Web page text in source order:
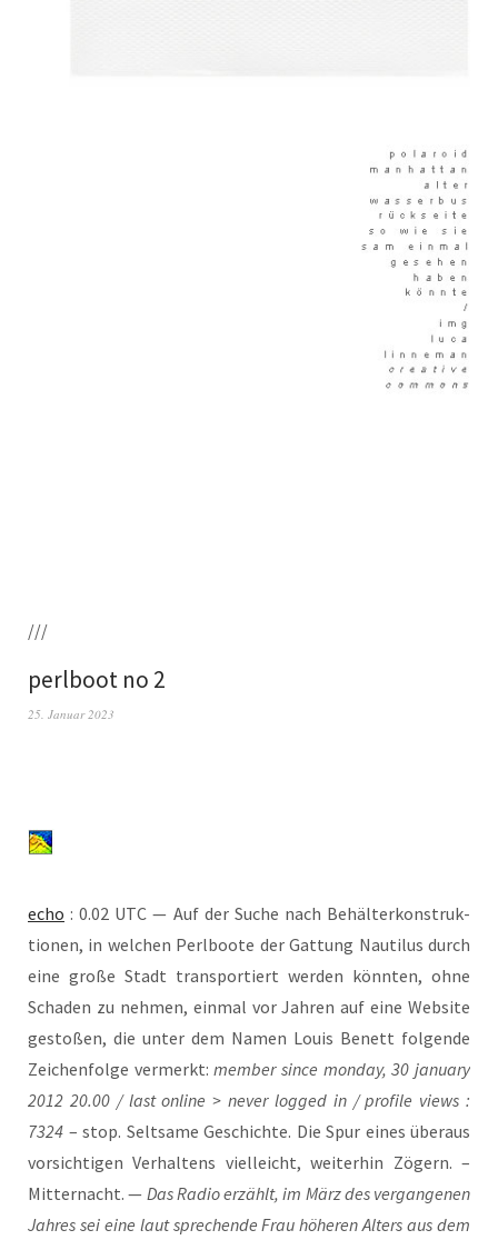
///
perlboot no 2
25. Januar 2023
echo : 0.02 UTC — Auf der Suche nach Behäl­ter­kon­struk­
tio­nen, in wel­chen Perl­boo­te der Gat­tung Nau­ti­lus durch
eine gro­ße Stadt trans­por­tiert wer­den könn­ten, ohne
Scha­den zu neh­men, ein­mal vor Jah­ren auf eine Web­site
gesto­ßen, die unter dem Namen Lou­is Benett fol­gen­de
Zei­chen­fol­ge ver­merkt:mem­ber sin­ce mon­day, 30 janu­ary
2012 20.00 / last online > never log­ged in / pro­fi­le views :
7324 – stop. Selt­sa­me Geschich­te. Die Spur eines über­aus
vor­sich­ti­gen Ver­hal­tens viel­leicht, wei­ter­hin Zögern. –
Mit­ter­nacht. — Das Radio erzählt, im März des ver­gan­ge­nen
Jah­res sei eine laut spre­chen­de Frau höhe­ren Alters aus dem